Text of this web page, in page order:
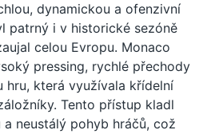
dynamickou a ofenzivní
patrný i v historické sezóně
celou Evropu. Monaco
pressing, rychlé přechody
hru, která využívala křídelní
Tento přístup kladl
neustálý pohyb hráčů, což